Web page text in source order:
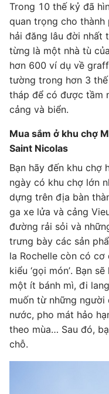
Trong 10 thế kỷ đã
quan trọng cho thành
hải đăng lâu đời nhất
từng là một nhà tù
hơn 600 ví dụ về
tường trong hơn 3
tháp để có được tầm
cảng và biển.
Mua sắm ở khu chợ
Saint Nicolas
Bạn hãy đến khu chợ
ngày có khu chợ lớn
dựng trên địa bàn
ga xe lửa và cảng
đường rải sỏi và
trưng bày các sản
la Rochelle còn có
kiểu ‘gọi món’. Bạn
một ít bánh mì, đi
muốn từ những người
nước, pho mát hảo
theo mùa… Sau đó,
chỗ.